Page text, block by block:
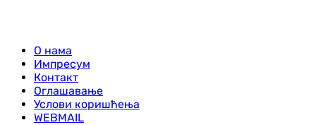
О нама
Импресум
Контакт
Оглашавање
Услови коришћења
WEBMAIL